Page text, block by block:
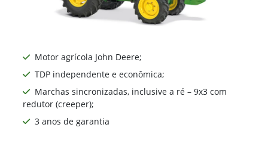
Motor agrícola John Deere;
TDP independente e econômica;
Marchas sincronizadas, inclusive a ré – 9x3 com
redutor (creeper);
3 anos de garantia